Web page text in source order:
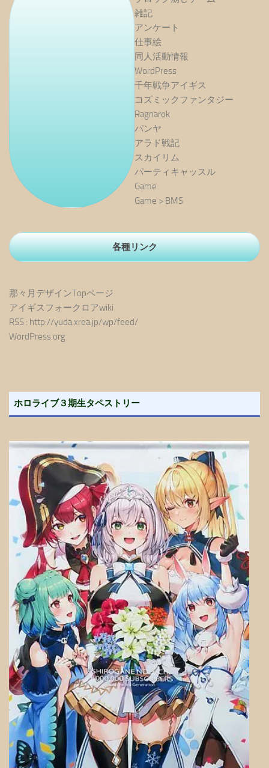
雑記
アンケート
仕事絵
同人活動情報
WordPress
千年戦争アイギス
コズミックファンタジー
Ragnarok
パンヤ
アラド戦記
スカイリム
パーティキャッスル
Game
Game > BMS
各種リンク
那々月デザインTopページ
アイギスフォークロアwiki
RSS : http://yuda.xrea.jp/wp/feed/
WordPress.org
ホロライブ３期生タペストリー